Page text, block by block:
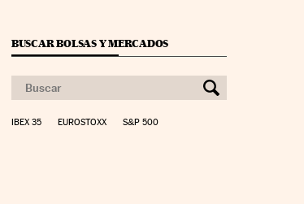
BUSCAR BOLSAS Y MERCADOS
IBEX 35 EUROSTOXX S&P 500